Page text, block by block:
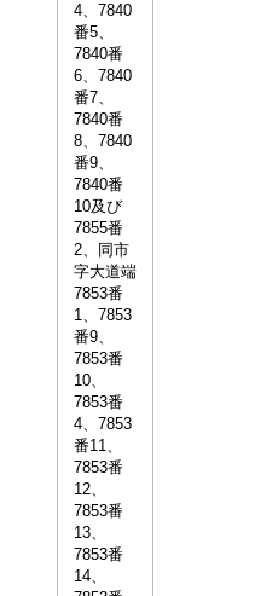
4、7840
番5、
7840番
6、7840
番7、
7840番
8、7840
番9、
7840番
10及び
7855番
2、同市
字大道端
7853番
1、7853
番9、
7853番
10、
7853番
4、7853
番11、
7853番
12、
7853番
13、
7853番
14、